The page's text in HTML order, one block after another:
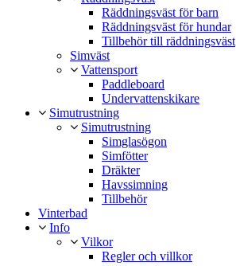
Räddningsväst för barn
Räddningsväst för hundar
Tillbehör till räddningsväst
Simväst
Vattensport
Paddleboard
Undervattenskikare
Simutrustning
Simutrustning
Simglasögon
Simfötter
Dräkter
Havssimning
Tillbehör
Vinterbad
Info
Vilkor
Regler och villkor